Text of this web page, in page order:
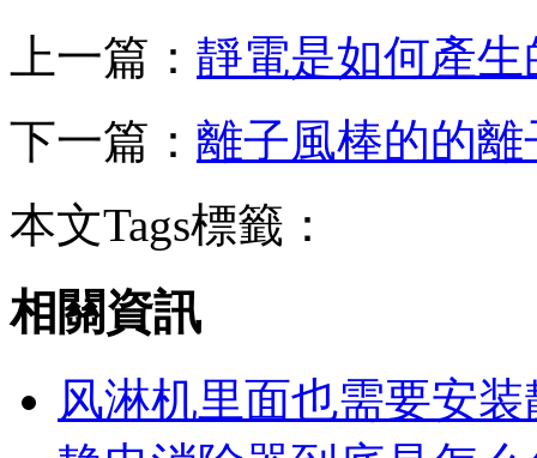
上一篇： 靜電是如何產生
下一篇： 離子風棒的的
本文Tags標籤：
相關資訊
风淋机里面也需要安